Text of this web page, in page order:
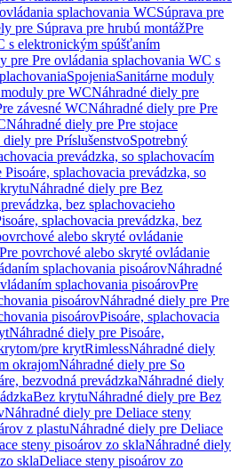
splachovania WCSúprava pre
pre Súprava pre hrubú montážPre
s elektronickým spúšťaním
pre Pre ovládania splachovania WC s
SpojeniaSanitárne moduly
pre WCNáhradné diely pre
závesné WCNáhradné diely pre Pre
Náhradné diely pre Pre stojace
diely pre PríslušenstvoSpotrebný
prevádzka, so splachovacím
splachovacia prevádzka, so
Náhradné diely pre Bez
bez splachovacieho
splachovacia prevádzka, bez
alebo skryté ovládanie
povrchové alebo skryté ovládanie
splachovania pisoárovNáhradné
splachovania pisoárovPre
pisoárovNáhradné diely pre Pre
pisoárovPisoáre, splachovacia
Náhradné diely pre Pisoáre,
pre krytRimlessNáhradné diely
okrajomNáhradné diely pre So
bezvodná prevádzkaNáhradné diely
Bez krytuNáhradné diely pre Bez
Náhradné diely pre Deliace steny
z plastuNáhradné diely pre Deliace
steny pisoárov zo sklaNáhradné diely
sklaDeliace steny pisoárov zo